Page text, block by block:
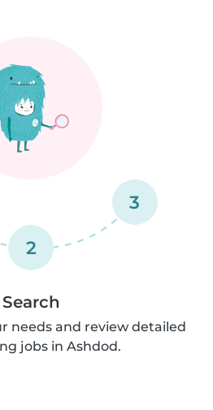
2
3
Search
needs and review detailed
jobs in Ashdod.